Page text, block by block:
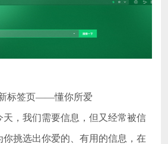
标签页——懂你所爱
，我们需要信息，但又经常被信
你挑选出你爱的、有用的信息，在